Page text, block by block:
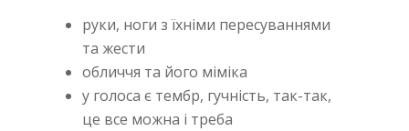
руки, ноги з їхніми пересуваннями
та жести
обличчя та його міміка
у голоса є тембр, гучність, так-так,
це все можна і треба